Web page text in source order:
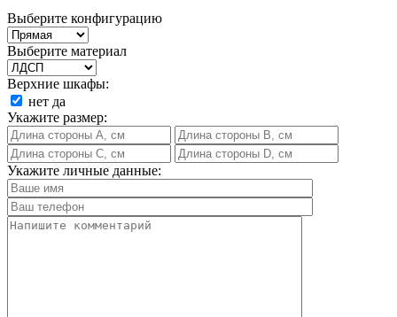
Выберите конфигурацию
Выберите материал
Верхние шкафы:
нет да
Укажите размер:
Укажите личные данные: